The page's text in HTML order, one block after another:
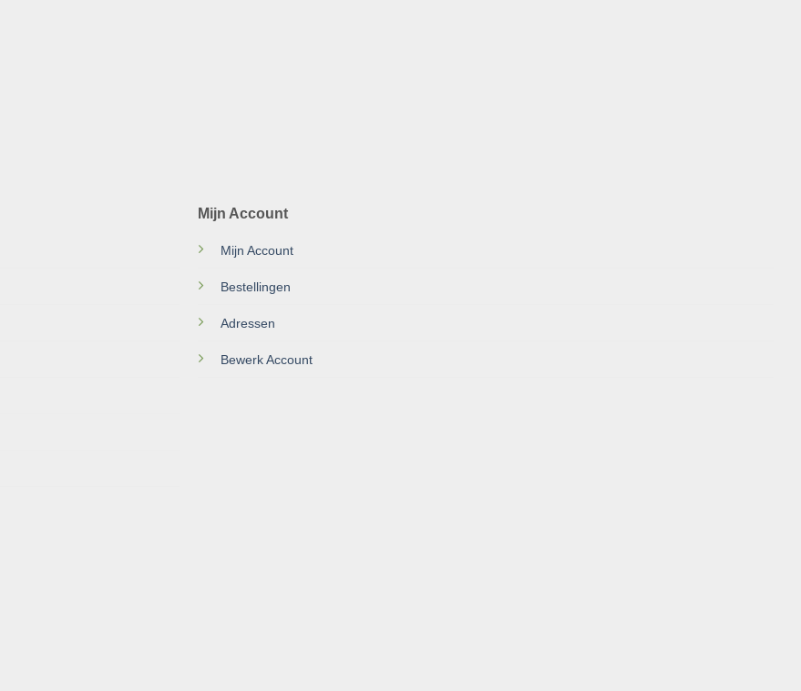
Mijn Account
Mijn Account
Bestellingen
Adressen
Bewerk Account